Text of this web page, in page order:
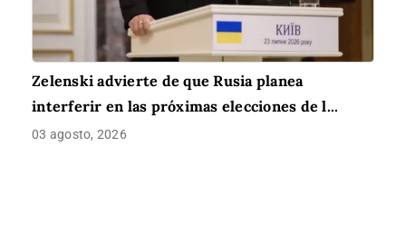
Zelenski advierte de que Rusia planea
interferir en las próximas elecciones de l...
03 agosto, 2026